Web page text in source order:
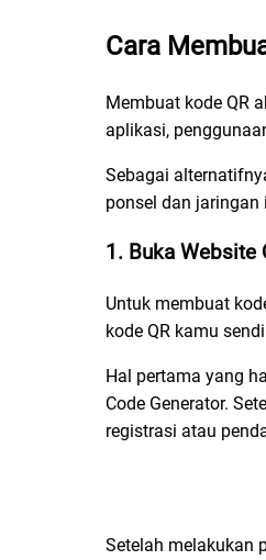
Cara
Membuat kode QR
aplikasi,
Sebagai
ponsel dan
1. Buka Website
Untuk membuat
kode QR kamu
Hal pertama yang
Code Generator.
registrasi atau
Setelah melakukan